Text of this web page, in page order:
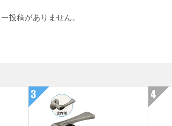
投稿がありません。
3 4